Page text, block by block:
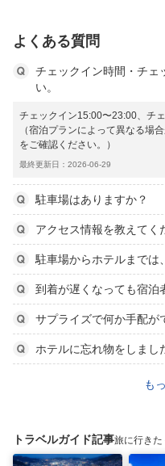
よくある質問
チェックイン時間・チェ
い。
チェックイン15:00〜23:00、チ
（宿泊プランによって異なる場
をご確認ください。）
最終更新日：2026-06-29
駐車場はありますか？
アクセス情報を教えてく
駐車場からホテルまでは
到着が遅くなっても宿泊
サプライズで何か手配が
ホテルに忘れ物をしまし
も
トラベルガイド記事旅に行きた